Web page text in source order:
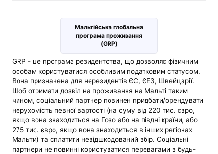
Мальтійська глобальна
програма проживання
(GRP)
GRP - це програма резидентства, що дозволяє фізичним
особам користуватися особливим податковим статусом.
Вона призначена для нерезидентів ЄС, ЄЕЗ, Швейцарії.
Щоб отримати дозвіл на проживання на Мальті таким
чином, соціальний партнер повинен придбати/орендувати
нерухомість певної вартості (на суму від 220 тис. євро,
якщо вона знаходиться на Гозо або на півдні країни, або
275 тис. євро, якщо вона знаходиться в інших регіонах
Мальти) та сплатити невідшкодований збір. Соціальні
партнери не повинні користуватися перевагами з будь-